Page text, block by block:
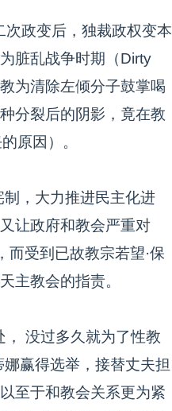
政变后，独裁政权变本
脏乱战争时期（Dirty
为清除左倾分子鼓掌喝
分裂后的阴影，竟在教
原因）。
，大力推进民主化进
让政府和教会严重对
受到已故教宗若望·保
主教会的指责。
没过多久就为了性教
赢得选举，接替丈夫担
至于和教会关系更为紧